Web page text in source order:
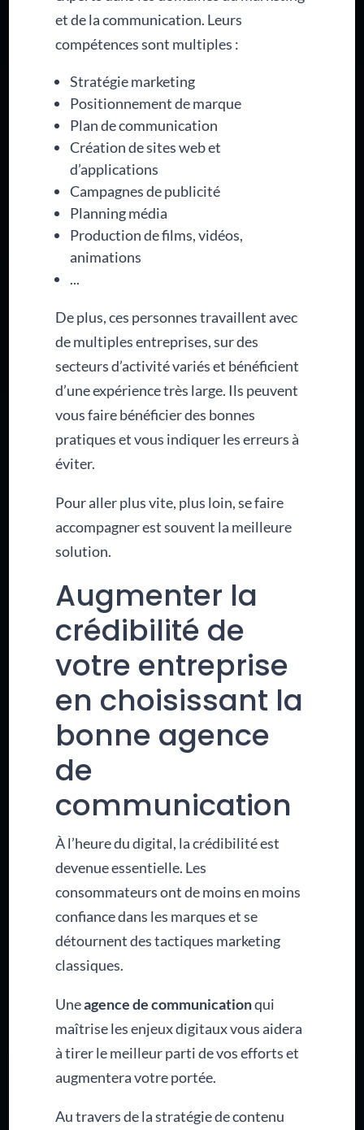
et de la communication. Leurs
compétences sont multiples :
Stratégie marketing
Positionnement de marque
Plan de communication
Création de sites web et
d’applications
Campagnes de publicité
Planning média
Production de films, vidéos,
animations
...
De plus, ces personnes travaillent avec
de multiples entreprises, sur des
secteurs d’activité variés et bénéficient
d’une expérience très large. Ils peuvent
vous faire bénéficier des bonnes
pratiques et vous indiquer les erreurs à
éviter.
Pour aller plus vite, plus loin, se faire
accompagner est souvent la meilleure
solution.
Augmenter la
crédibilité de
votre entreprise
en choisissant la
bonne agence
de
communication
À l’heure du digital, la crédibilité est
devenue essentielle. Les
consommateurs ont de moins en moins
confiance dans les marques et se
détournent des tactiques marketing
classiques.
Uneagence de communicationqui
maîtrise les enjeux digitaux vous aidera
à tirer le meilleur parti de vos efforts et
augmentera votre portée.
Au travers de la stratégie de contenu